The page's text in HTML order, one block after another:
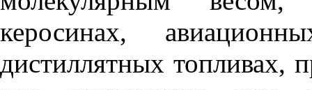
керосинах,
дистиллятных топливах,